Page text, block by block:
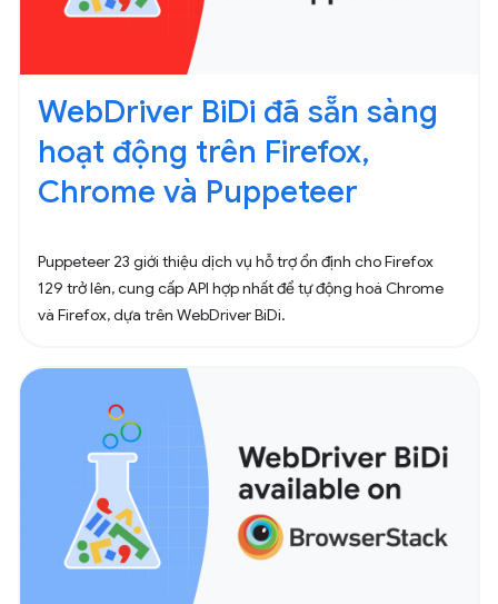
WebDriver BiDi đã sẵn sàng
hoạt động trên Firefox,
Chrome và Puppeteer
Puppeteer 23 giới thiệu dịch vụ hỗ trợ ổn định cho Firefox
129 trở lên, cung cấp API hợp nhất để tự động hoá Chrome
và Firefox, dựa trên WebDriver BiDi.